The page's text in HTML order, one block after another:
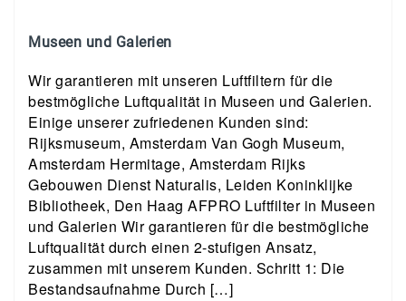
Museen und Galerien
Wir garantieren mit unseren Luftfiltern für die
bestmögliche Luftqualität in Museen und Galerien.
Einige unserer zufriedenen Kunden sind:
Rijksmuseum, Amsterdam Van Gogh Museum,
Amsterdam Hermitage, Amsterdam Rijks
Gebouwen Dienst Naturalis, Leiden Koninklijke
Bibliotheek, Den Haag AFPRO Luftfilter in Museen
und Galerien Wir garantieren für die bestmögliche
Luftqualität durch einen 2-stufigen Ansatz,
zusammen mit unserem Kunden. Schritt 1: Die
Bestandsaufnahme Durch […]